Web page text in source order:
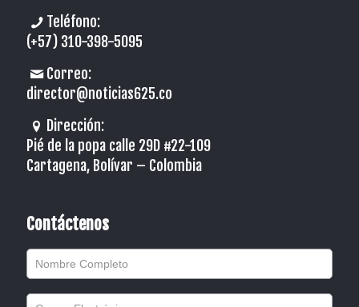
Teléfono:
(+57) 310-398-5095
Correo:
director@noticias625.co
Dirección:
Pié de la popa calle 29D #22-109
Cartagena, Bolívar – Colombia
Contáctenos